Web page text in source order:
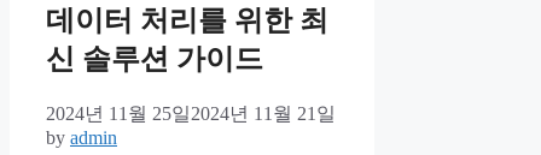
데이터 처리를 위한 최
신 솔루션 가이드
2024년 11월 25일2024년 11월 21일
by admin